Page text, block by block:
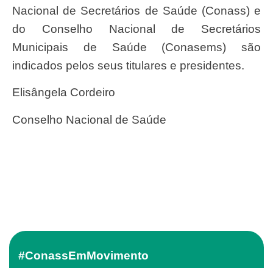
Nacional de Secretários de Saúde (Conass) e
do Conselho Nacional de Secretários
Municipais de Saúde (Conasems) são
indicados pelos seus titulares e presidentes.
Elisângela Cordeiro
Conselho Nacional de Saúde
#ConassEmMovimento